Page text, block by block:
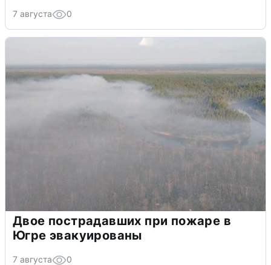
7 августа 0
Двое пострадавших при пожаре в
Югре эвакуированы
7 августа 0